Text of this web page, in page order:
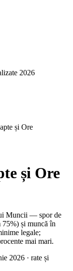
2026
și Ore
și Ore
Muncii — spor de
și muncă în
legale;
mai mari.
2026 · rate și